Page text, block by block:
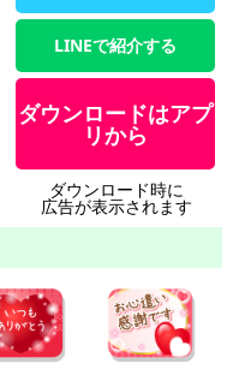
LINEで紹介する
ダウンロードはアプ
リから
ダウンロード時に
広告が表示されます